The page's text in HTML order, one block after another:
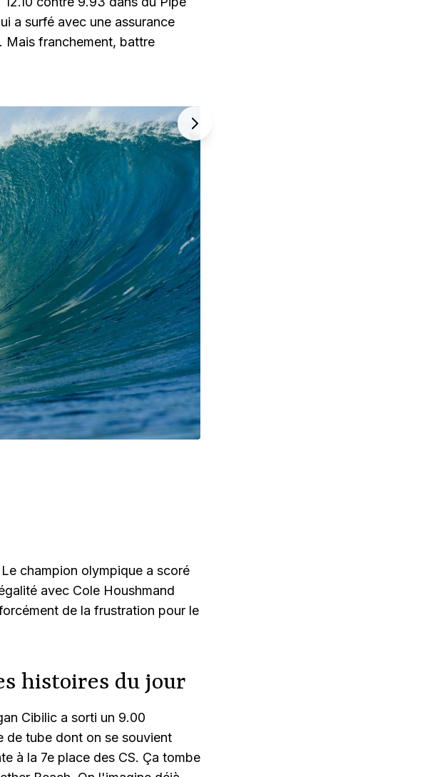
a surfé avec une assurance
Mais franchement, battre
champion olympique a scoré
avec Cole Houshmand
de la frustration pour le
histoires du jour
Cibilic a sorti un 9.00
de tube dont on se souvient
à la 7e place des CS. Ça tombe